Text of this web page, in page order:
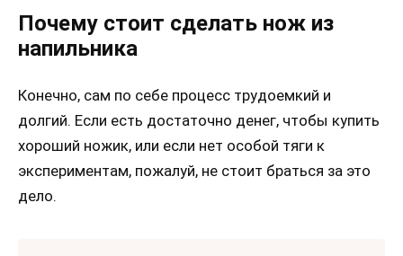
Почему стоит сделать нож из
напильника
Конечно, сам по себе процесс трудоемкий и
долгий. Если есть достаточно денег, чтобы купить
хороший ножик, или если нет особой тяги к
экспериментам, пожалуй, не стоит браться за это
дело.